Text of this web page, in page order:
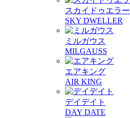
スカイドゥエラー
SKY DWELLER
ミルガウス
MILGAUSS
エアキング
AIR KING
デイデイト
DAY DATE